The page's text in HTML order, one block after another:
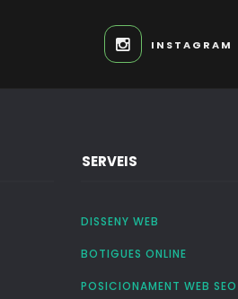
INSTAGRAM
SERVEIS
DISSENY WEB
BOTIGUES ONLINE
POSICIONAMENT WEB SEO